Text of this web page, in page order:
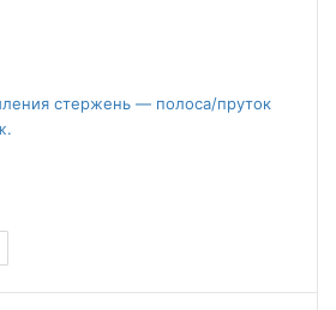
стержень — полоса/пруток